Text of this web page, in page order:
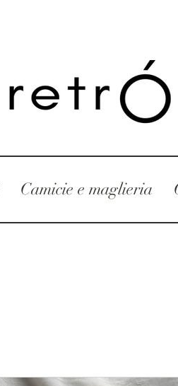
Camicie e maglieria